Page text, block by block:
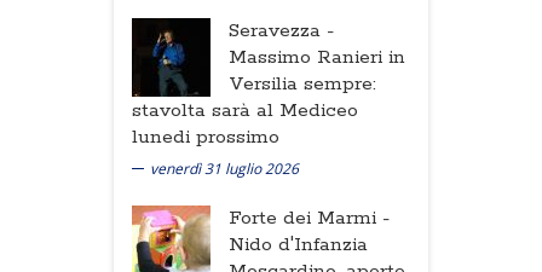
Seravezza -
Massimo Ranieri in
Versilia sempre:
stavolta sarà al Mediceo
lunedi prossimo
venerdì 31 luglio 2026
Forte dei Marmi -
Nido d'Infanzia